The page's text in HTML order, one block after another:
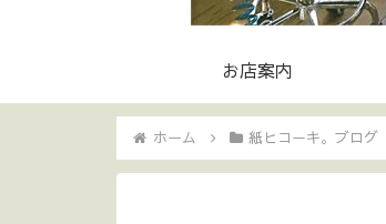
お店案内
ホーム 紙ヒコーキ。ブログ